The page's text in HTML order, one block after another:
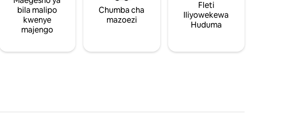
bila malipo
kwenye
majengo
Chumba cha
mazoezi
Fleti
Iliyowekewa
Huduma